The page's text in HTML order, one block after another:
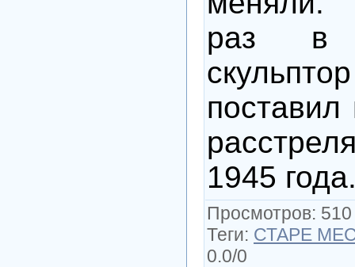
раз в
1945
Просмотров:
Теги: СТАРЕ
0.0/0